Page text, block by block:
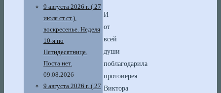
И
от
всей
души
поблагодарила
протоиерея
Виктора
9 августа 2026 г. ( 27
июля ст.ст.),
воскресенье. Неделя
10-я по
Пятидесятнице.
Поста нет.
09.08.2026
9 августа 2026 г. ( 27